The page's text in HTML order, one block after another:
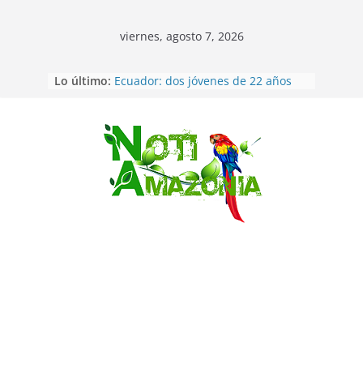
Saltar
viernes, agosto 7, 2026
Lo último: Ecuador: dos jóvenes de 22 años
Sentencian a 34 años de prisión a
implicados en caso de Alison,
oriunda de Tena
Vozinha, el arquero sensación de
cabo Verde, ya llegó para
incorporarse a Colo Colo de Chile
Pastaza: la parroquia Diez de